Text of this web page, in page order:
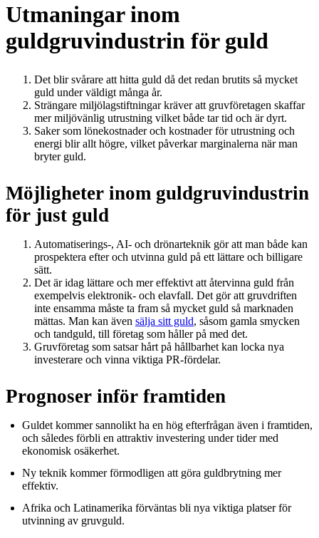
Utmaningar inom
guldgruvindustrin för guld
Det blir svårare att hitta guld då det redan brutits så mycket
guld under väldigt många år.
Strängare miljölagstiftningar kräver att gruvföretagen skaffar
mer miljövänlig utrustning vilket både tar tid och är dyrt.
Saker som lönekostnader och kostnader för utrustning och
energi blir allt högre, vilket påverkar marginalerna när man
bryter guld.
Möjligheter inom guldgruvindustrin
för just guld
Automatiserings-, AI- och drönarteknik gör att man både kan
prospektera efter och utvinna guld på ett lättare och billigare
sätt.
Det är idag lättare och mer effektivt att återvinna guld från
exempelvis elektronik- och elavfall. Det gör att gruvdriften
inte ensamma måste ta fram så mycket guld så marknaden
mättas. Man kan även sälja sitt guld, såsom gamla smycken
och tandguld, till företag som håller på med det.
Gruvföretag som satsar hårt på hållbarhet kan locka nya
investerare och vinna viktiga PR-fördelar.
Prognoser inför framtiden
Guldet kommer sannolikt ha en hög efterfrågan även i framtiden,
och således förbli en attraktiv investering under tider med
ekonomisk osäkerhet.
Ny teknik kommer förmodligen att göra guldbrytning mer
effektiv.
Afrika och Latinamerika förväntas bli nya viktiga platser för
utvinning av gruvguld.